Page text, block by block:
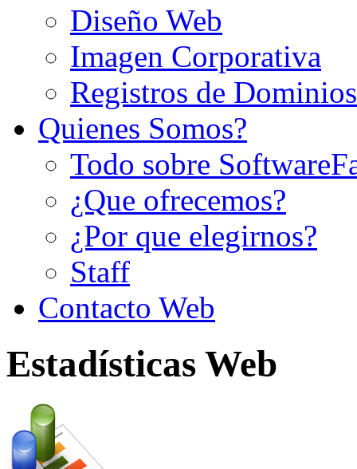
Diseño Web
Imagen Corporativa
Registros de Dominios
Quienes Somos?
Todo sobre
¿Que ofrecemos?
¿Por que elegirnos?
Staff
Contacto Web
Estadísticas Web